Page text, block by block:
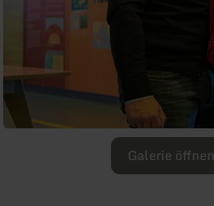
Galerie öffnen